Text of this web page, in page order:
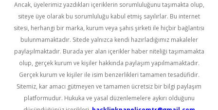
Ancak, üyelerimiz yazdıkları içeriklerin sorumluluğunu taşımakta olup,
siteye üye olarak bu sorumluluğu kabul etmiş sayılırlar. Bu internet
sitesi, herhangi bir marka, kurum veya şahıs şirketi ile hiçbir bağlantısı
bulunmamaktadır. Sitede yalnızca kendi hazırladığımız makaleler
paylaşılmaktadır. Burada yer alan içerikler haber niteliği taşımamakta
olup, gerçek kurum ve kişiler hakkında paylaşım yapılmamaktadır.
Gerçek kurum ve kişiler ile isim benzerlikleri tamamen tesadüfidir.
Sitemiz, kar amacı gütmeyen ve tamamen ücretsiz bir bilgi paylaşım
platformudur. Hukuka ve yasal düzenlemelere aykırı olduğunu